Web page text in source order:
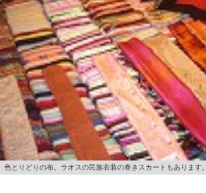
色とりどりの布。ラオスの民族衣装の巻きスカートもあります。